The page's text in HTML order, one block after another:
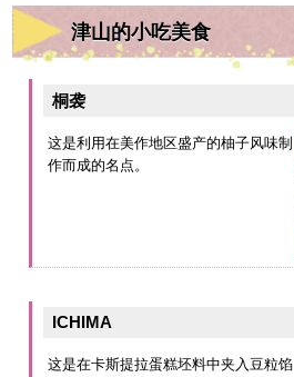
津山的小吃美食
桐袭
这是利用在美作地区盛产的柚子风味制
作而成的名点。
ICHIMA
这是在卡斯提拉蛋糕坯料中夹入豆粒馅